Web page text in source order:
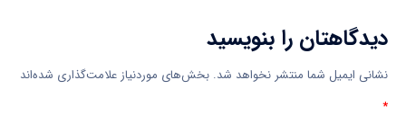
دیدگاهتان را بنویسید
نشانی ایمیل شما منتشر نخواهد شد. بخش‌های موردنیاز علامت‌گذاری شده‌اند
*